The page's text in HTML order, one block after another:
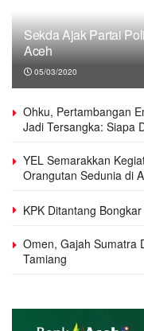
Sekda Ajak Partai
Aceh
05/03/2020
Ohku, Pertambangan
Jadi Tersangka: Siapa
YEL Semarakkan
Orangutan Sedunia di
KPK Ditantang
Omen, Gajah Sumatra
Tamiang